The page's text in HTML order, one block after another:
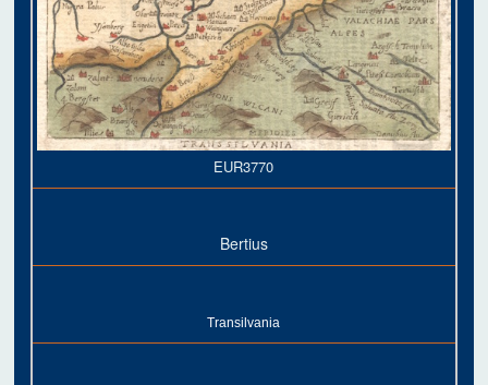
EUR3770
Bertius
Transilvania